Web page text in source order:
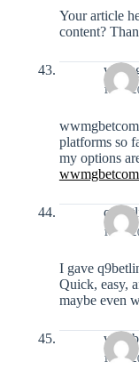
Your article
content?
15-01-
platforms so
my options
15-01-
I gave
Quick, easy,
maybe even
15-01-